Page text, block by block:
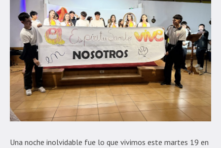
Una noche inolvidable fue lo que vivimos este martes 19 en